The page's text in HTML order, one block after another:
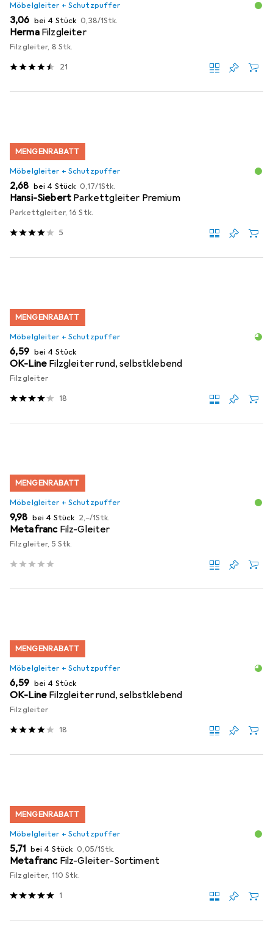
Möbelgleiter + Schutzpuffer
EUR
3,06 bei 4 Stück EUR
0,38/1Stk.
Herma Filzgleiter
Filzgleiter, 8 Stk.
21
MENGENRABATT
Möbelgleiter + Schutzpuffer
EUR
2,68 bei 4 Stück EUR
0,17/1Stk.
Hansi-Siebert Parkettgleiter Premium
Parkettgleiter, 16 Stk.
5
MENGENRABATT
Möbelgleiter + Schutzpuffer
EUR
6,59 bei 4 Stück
OK-Line Filzgleiter rund, selbstklebend
Filzgleiter
18
MENGENRABATT
Möbelgleiter + Schutzpuffer
EUR
9,98 bei 4 Stück EUR
2,–/1Stk.
Metafranc Filz-Gleiter
Filzgleiter, 5 Stk.
MENGENRABATT
Möbelgleiter + Schutzpuffer
EUR
6,59 bei 4 Stück
OK-Line Filzgleiter rund, selbstklebend
Filzgleiter
18
MENGENRABATT
Möbelgleiter + Schutzpuffer
EUR
5,71 bei 4 Stück EUR
0,05/1Stk.
Metafranc Filz-Gleiter-Sortiment
Filzgleiter, 110 Stk.
1